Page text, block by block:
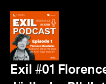
Exil #01